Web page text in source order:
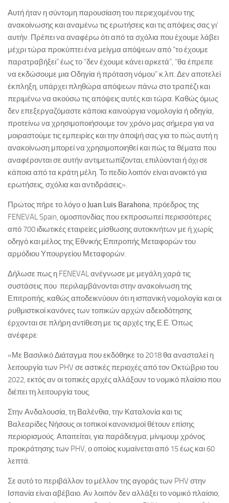
Αυτή ήταν η σύντομη παρουσίαση του περιεχομένου της
ανακοίνωσης και αναμένω τις ερωτήσεις και τις απόψεις σας γι’
αυτήν. Πρέπει να αναφέρω ότι από τα σχόλια που έχουμε λάβει
μέχρι τώρα προκύπτει ένα μείγμα απόψεων από “το έχουμε
παρατραβήξει” έως το “δεν έχουμε κάνει αρκετά”, “θα έπρεπε
να εκδώσουμε μια Οδηγία ή πρόταση νόμου” κ.λπ. Δεν αποτελεί
έκπληξη, υπάρχει πληθώρα απόψεων πάνω στο τραπέζι και
περιμένω να ακούσω τις απόψεις αυτές και τώρα. Καθώς όμως
δεν επεξεργαζόμαστε κάποια καινούργια νομολογία ή οδηγία,
προτείνω να χρησιμοποιήσουμε τον χρόνο μας σήμερα για να
μοιραστούμε τις εμπειρίες και την άποψή σας για το πώς αυτή η
ανακοίνωση μπορεί να χρησιμοποιηθεί και πώς τα θέματα που
αναφέρονται σε αυτήν αντιμετωπίζονται, επιλύονται ή όχι σε
κάποια από τα κράτη μέλη. Το πεδίο λοιπόν είναι ανοικτό για
ερωτήσεις, σχόλια και αντιδράσεις».
Πρώτος πήρε το λόγο ο Juan Luis Barahona, πρόεδρος της
FENEVAL Spain, ομοσπονδίας που εκπροσωπεί περισσότερες
από 700 ιδιωτικές εταιρείες μίσθωσης αυτοκινήτων με ή χωρίς
οδηγό και μέλος της Εθνικής Επιτροπής Μεταφορών του
αρμόδιου Υπουργείου Μεταφορών.
Δήλωσε πως η FENEVAL ανέγνωσε με μεγάλη χαρά τις
συστάσεις που περιλαμβάνονται στην ανακοίνωση της
Επιτροπής, καθώς αποδεικνύουν ότι η ισπανική νομολογία και οι
ρυθμιστικοί κανόνες των τοπικών αρχών αδειοδότησης
έρχονται σε πλήρη αντίθεση με τις αρχές της Ε.Ε. Όπως
ανέφερε:
«Με Βασιλικό Διάταγμα που εκδόθηκε το 2018 θα ανασταλεί η
λειτουργία των PHV σε αστικές περιοχές από τον Οκτώβριο του
2022, εκτός αν οι τοπικές αρχές αλλάξουν το νομικό πλαίσιο που
διέπει τη λειτουργία τους.
Στην Ανδαλουσία, τη Βαλένθια, την Καταλονία και τις
Βαλεαρίδες Νήσους οι τοπικοί κανονισμοί θέτουν επίσης
περιορισμούς. Απαιτείται, για παράδειγμα, μίνιμουμ χρόνος
προκράτησης των PHV, ο οποίος κυμαίνεται από 15 έως και 60
λεπτά.
Σε αυτό το περιβάλλον το μέλλον της αγοράς των PHV στην
Ισπανία είναι αβέβαιο. Αν λοιπόν δεν αλλάξει το νομικό πλαίσιο,